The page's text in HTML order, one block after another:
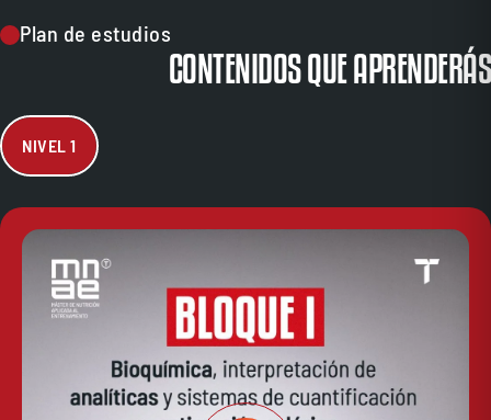
Plan de estudios
CONTENIDOS QUE APRENDERÁS
NIVEL 1